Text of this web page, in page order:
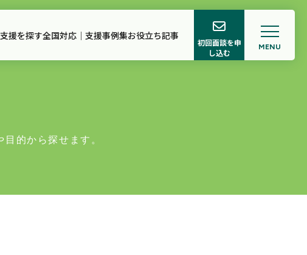
援を探す全国対応｜支援事例集お役立ち記事
初回面談を申
し込む
MENU
的から探せます。